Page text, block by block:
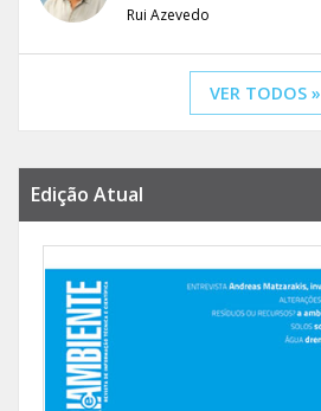
Rui Azevedo
VER TODOS »
Edição Atual